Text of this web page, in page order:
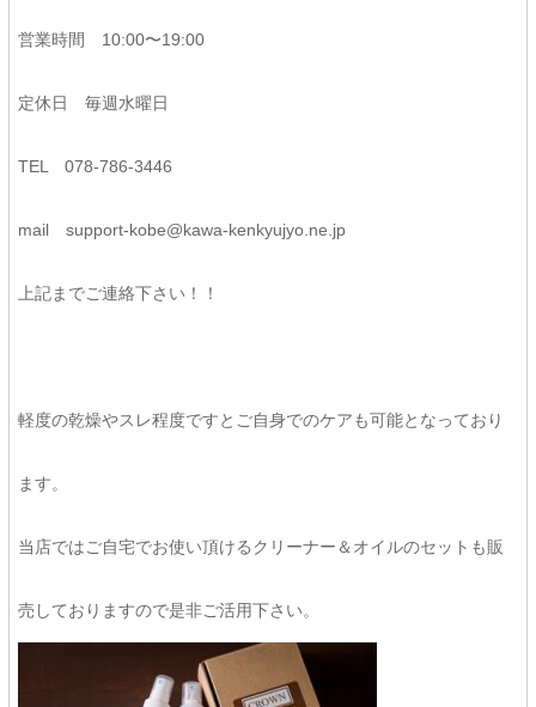
営業時間 10:00〜19:00
定休日 毎週水曜日
TEL 078-786-3446
mail support-kobe@kawa-kenkyujyo.ne.jp
上記までご連絡下さい！！
軽度の乾燥やスレ程度ですとご自身でのケアも可能となっており
ます。
当店ではご自宅でお使い頂けるクリーナー＆オイルのセットも販
売しておりますので是非ご活用下さい。